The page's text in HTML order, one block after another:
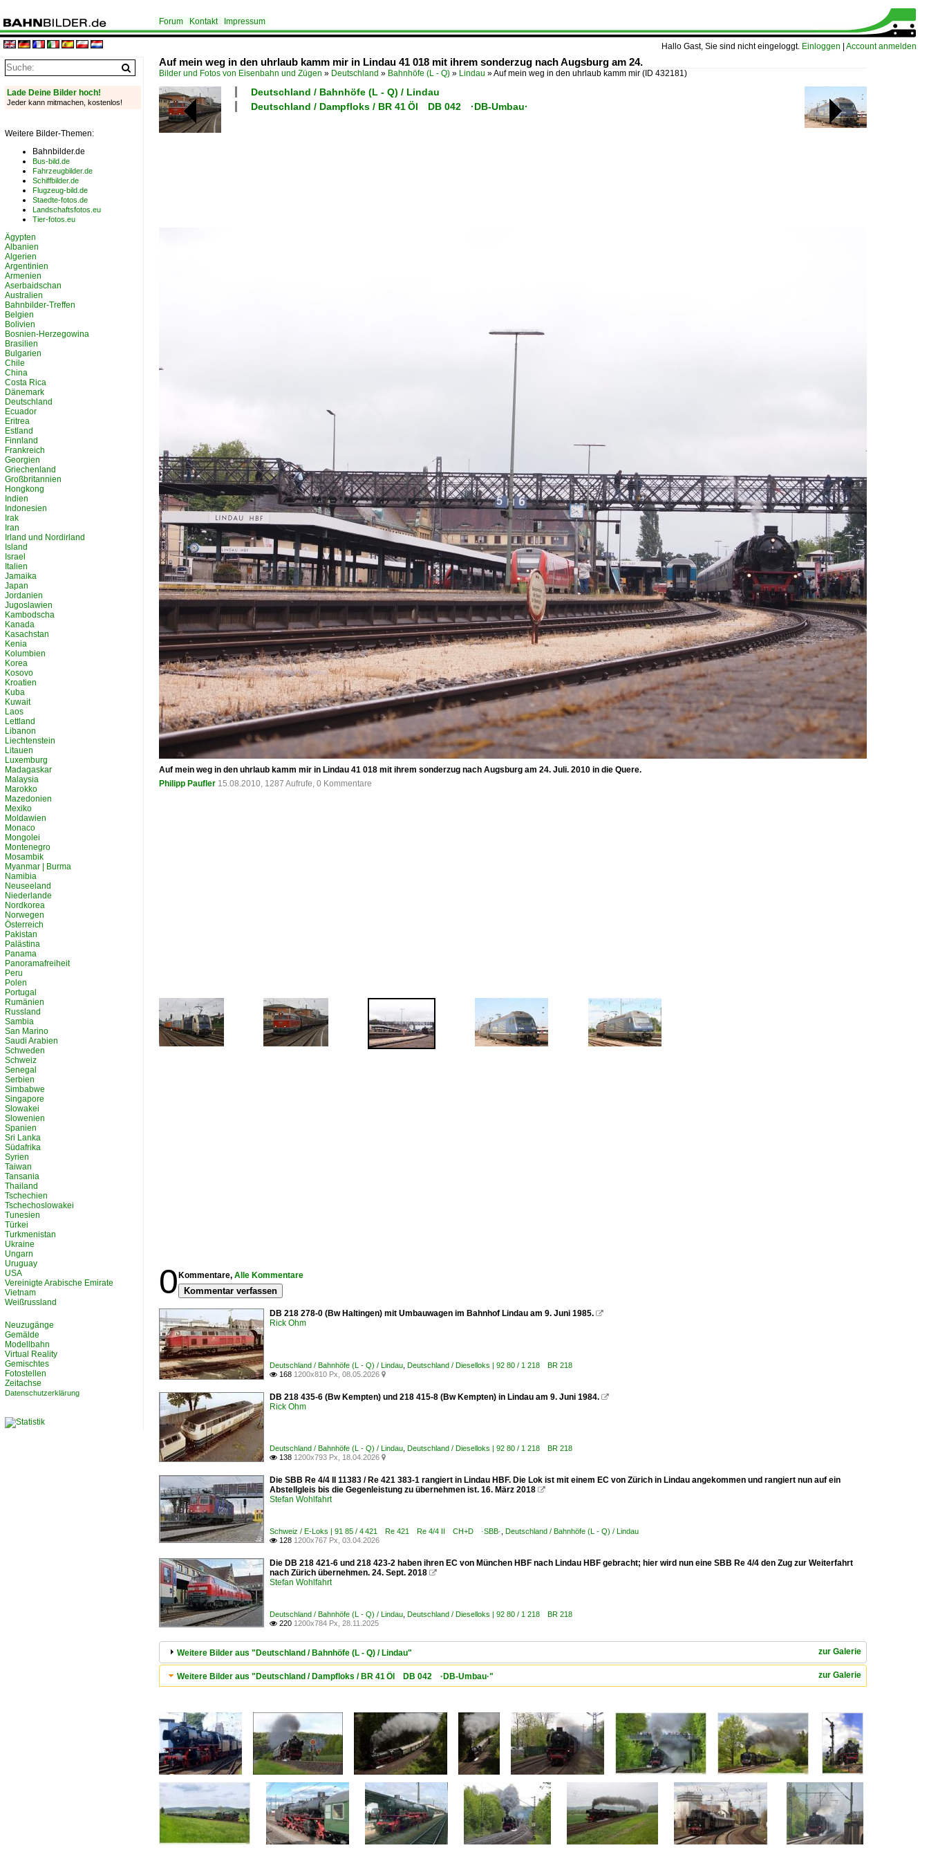
Hallo Gast, Sie sind nicht eingeloggt. Einloggen Account anmelden
Forum Kontakt Impressum
Auf mein weg in den uhrlaub kamm mir in Lindau 41 018 mit ihrem sonderzug nach Augsburg am 24.
Bilder und Fotos von Eisenbahn und Zügen » Deutschland » Bahnhöfe (L - Q) » Lindau »Auf mein weg in den uhrlaub kamm mir (ID 432181)
Deutschland / Bahnhöfe (L - Q) / Lindau
Deutschland / Dampfloks / BR 41 Öl DB 042 ·DB-Umbau·
Auf mein weg in den uhrlaub kamm mir in Lindau 41 018 mit ihrem sonderzug nach Augsburg am 24. Juli. 2010 in die Quere.
Philipp Paufler 15.08.2010, 1287 Aufrufe, 0 Kommentare
0 Kommentare, Alle Kommentare
Kommentar verfassen
DB 218 278-0 (Bw Haltingen) mit Umbauwagen im Bahnhof Lindau am 9. Juni 1985. 
Rick Ohm
Deutschland / Bahnhöfe (L - Q) / Lindau Deutschland / Dieselloks | 92 80 / 1 218 BR 218
 168 1200x810 Px, 08.05.2026 
DB 218 435-6 (Bw Kempten) und 218 415-8 (Bw Kempten) in Lindau am 9. Juni 1984. 
Rick Ohm
Deutschland / Bahnhöfe (L - Q) / Lindau Deutschland / Dieselloks | 92 80 / 1 218 BR 218
 138 1200x793 Px, 18.04.2026 
Die SBB Re 4/4 II 11383 / Re 421 383-1 rangiert in Lindau HBF. Die Lok ist mit einem EC von Zürich in Lindau angekommen und rangiert nun auf ein
Abstellgleis bis die Gegenleistung zu übernehmen ist. 16. März 2018 
Stefan Wohlfahrt
Schweiz / E-Loks | 91 85 / 4 421 Re 421 Re 4/4 II CH+D ·SBB· Deutschland / Bahnhöfe (L - Q) / Lindau
 128 1200x767 Px, 03.04.2026
Die DB 218 421-6 und 218 423-2 haben ihren EC von München HBF nach Lindau HBF gebracht; hier wird nun eine SBB Re 4/4 den Zug zur Weiterfahrt
nach Zürich übernehmen. 24. Sept. 2018 
Stefan Wohlfahrt
Deutschland / Bahnhöfe (L - Q) / Lindau Deutschland / Dieselloks | 92 80 / 1 218 BR 218
 220 1200x784 Px, 28.11.2025
zur Galerie
Weitere Bilder aus "Deutschland / Bahnhöfe (L - Q) / Lindau"
zur Galerie
Weitere Bilder aus "Deutschland / Dampfloks / BR 41 Öl DB 042 ·DB-Umbau·"
Lade Deine Bilder hoch!
Jeder kann mitmachen, kostenlos!
Weitere Bilder-Themen:
Bahnbilder.de
Bus-bild.de
Fahrzeugbilder.de
Schiffbilder.de
Flugzeug-bild.de
Staedte-fotos.de
Landschaftsfotos.eu
Tier-fotos.eu
Ägypten
Albanien
Algerien
Argentinien
Armenien
Aserbaidschan
Australien
Bahnbilder-Treffen
Belgien
Bolivien
Bosnien-Herzegowina
Brasilien
Bulgarien
Chile
China
Costa Rica
Dänemark
Deutschland
Ecuador
Eritrea
Estland
Finnland
Frankreich
Georgien
Griechenland
Großbritannien
Hongkong
Indien
Indonesien
Irak
Iran
Irland und Nordirland
Island
Israel
Italien
Jamaika
Japan
Jordanien
Jugoslawien
Kambodscha
Kanada
Kasachstan
Kenia
Kolumbien
Korea
Kosovo
Kroatien
Kuba
Kuwait
Laos
Lettland
Libanon
Liechtenstein
Litauen
Luxemburg
Madagaskar
Malaysia
Marokko
Mazedonien
Mexiko
Moldawien
Monaco
Mongolei
Montenegro
Mosambik
Myanmar | Burma
Namibia
Neuseeland
Niederlande
Nordkorea
Norwegen
Österreich
Pakistan
Palästina
Panama
Panoramafreiheit
Peru
Polen
Portugal
Rumänien
Russland
Sambia
San Marino
Saudi Arabien
Schweden
Schweiz
Senegal
Serbien
Simbabwe
Singapore
Slowakei
Slowenien
Spanien
Sri Lanka
Südafrika
Syrien
Taiwan
Tansania
Thailand
Tschechien
Tschechoslowakei
Tunesien
Türkei
Turkmenistan
Ukraine
Ungarn
Uruguay
USA
Vereinigte Arabische Emirate
Vietnam
Weißrussland
Neuzugänge
Gemälde
Modellbahn
Virtual Reality
Gemischtes
Fotostellen
Zeitachse
Datenschutzerklärung